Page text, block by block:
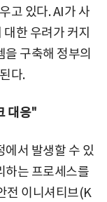
고 있다. AI가 사
한 우려가 커지
구축해 정부의
다.
대응"
에서 발생할 수 있
하는 프로세스를
전 이니셔티브(K